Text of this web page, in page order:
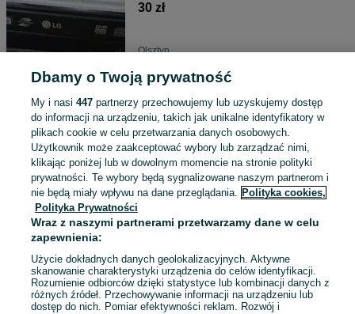
30 zł
Olsztyn
Kości do gry, kolor złoty połysk 5
sztuk, DND MTG 16x16mm
aluminium
35 zł
40,40 zł z Pakietem Ochronnym
Olsztyn
09 lipca 2026
Olsztyna, Wyrandy, gm Purda - 30
ar
125 000 zł
Wyrandy
09 czerwca 2026
Dbamy o Twoją prywatność
My i nasi 447partnerzy przechowujemy lub uzyskujemy dostęp
do informacji na urządzeniu, takich jak unikalne identyfikatory w
plikach cookie w celu przetwarzania danych osobowych.
Użytkownik może zaakceptować wybory lub zarządzać nimi,
klikając poniżej lub w dowolnym momencie na stronie polityki
prywatności. Te wybory będą sygnalizowane naszym partnerom i
nie będą miały wpływu na dane przeglądania. Polityka cookies,
Polityka Prywatności
Wraz z naszymi partnerami przetwarzamy dane w celu
zapewnienia:
Użycie dokładnych danych geolokalizacyjnych. Aktywne
skanowanie charakterystyki urządzenia do celów identyfikacji.
Rozumienie odbiorców dzięki statystyce lub kombinacji danych z
różnych źródeł. Przechowywanie informacji na urządzeniu lub
dostęp do nich. Pomiar efektywności reklam. Rozwój i